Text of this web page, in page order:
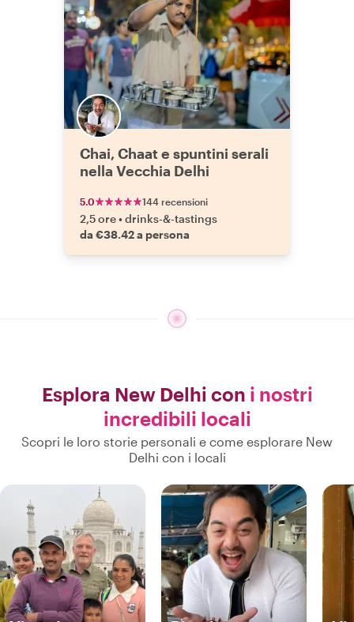
Chai, Chaat e spuntini serali
nella Vecchia Delhi
5.0 144 recensioni
2,5 ore•drinks-&-tastings
da €38.42 a persona
Esplora New Delhi con i nostri
incredibili locali
Scopri le loro storie personali e come esplorare New
Delhi con i locali